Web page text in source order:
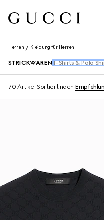
Herren Kleidung für Herren
STRICKWAREN T-Shirts & Polo
70 Artikel Sortiert nach